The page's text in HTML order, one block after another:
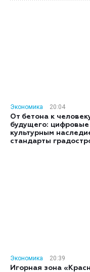
Экономика
20:04
От бетона к
будущего:
культурным
стандарты
Экономика
20:39
Игорная зона